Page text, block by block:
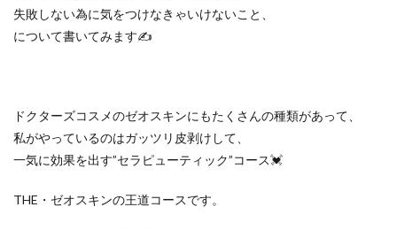
失敗しない為に気をつけなきゃいけないこと、
について書いてみます✍️
ドクターズコスメのゼオスキンにもたくさんの種類があって、
私がやっているのはガッツリ皮剥けして、
一気に効果を出す”セラピューティック”コース💓
THE・ゼオスキンの王道コースです。